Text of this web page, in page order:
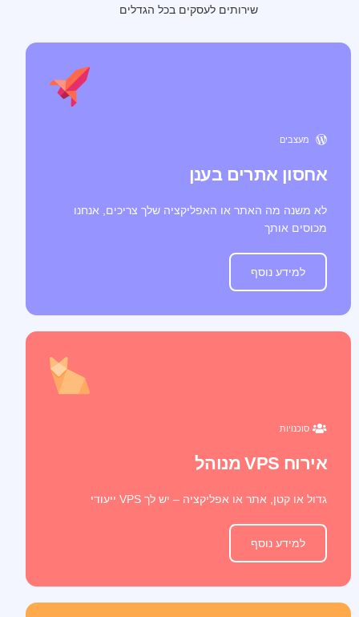
שירותים לעסקים בכל הגדלים
מעצבים
אחסון אתרים בענן
לא משנה מה האתר או האפליקציה שלך צריכים, אנחנו
מכוסים אותך
למידע נוסף
סוכנויות
אירוח VPS מנוהל
גדול או קטן, אתר או אפליקציה – יש לך VPS ייעודי
למידע נוסף